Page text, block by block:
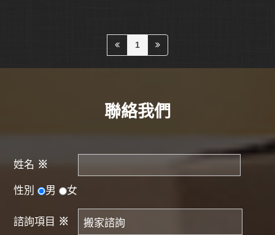
1
聯絡我們
姓名 ※
性別 男 女
諮詢項目 ※